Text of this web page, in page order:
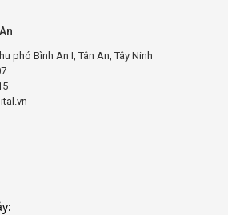
phó Bình An I, Tân An, Tây Ninh